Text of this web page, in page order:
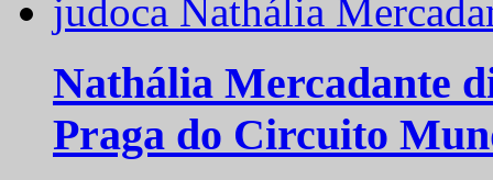
Nathália Mercadante
Praga do Circuito